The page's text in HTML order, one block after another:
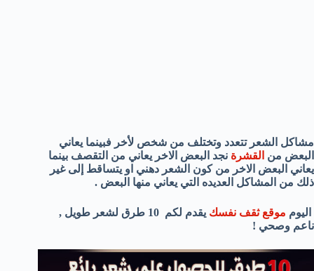
مشاكل الشعر تتعدد وتختلف من شخص لأخر فبينما يعاني
البعض من القشرة نجد البعض الاخر يعاني من التقصف بينما
يعاني البعض الاخر من كون الشعر دهني او يتساقط إلى غير
ذلك من المشاكل العديده التي يعاني منها البعض .
اليوم موقع ثقف نفسك
يقدم لكم 10 طرق لشعر طويل ,
ناعم وصحي !